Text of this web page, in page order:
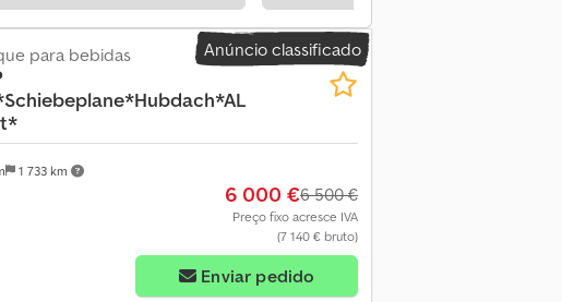
Anúncio classificado
1 733 km
para bebidas
6 000 €6 500 €
Preço fixo acresce IVA
(7 140 € bruto)
Enviar pedido